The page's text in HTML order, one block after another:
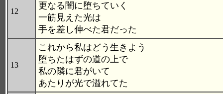
12
更なる闇に堕ちていく
一筋見えた光は
手を差し伸べた君だった
13
これから私はどう生きよう
堕ちたはずの道の上で
私の隣に君がいて
あたりが光で溢れてた